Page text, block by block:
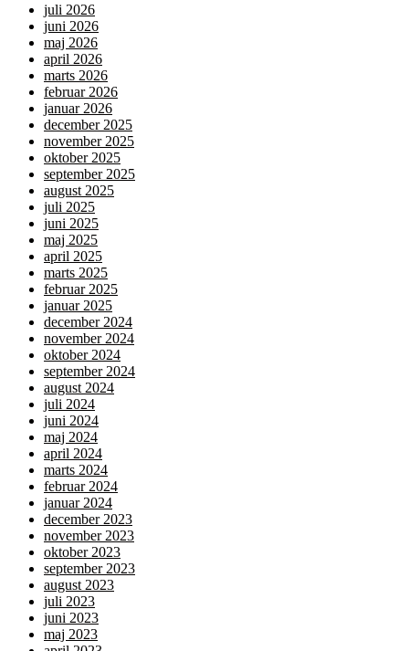
juli 2026
juni 2026
maj 2026
april 2026
marts 2026
februar 2026
januar 2026
december 2025
november 2025
oktober 2025
september 2025
august 2025
juli 2025
juni 2025
maj 2025
april 2025
marts 2025
februar 2025
januar 2025
december 2024
november 2024
oktober 2024
september 2024
august 2024
juli 2024
juni 2024
maj 2024
april 2024
marts 2024
februar 2024
januar 2024
december 2023
november 2023
oktober 2023
september 2023
august 2023
juli 2023
juni 2023
maj 2023